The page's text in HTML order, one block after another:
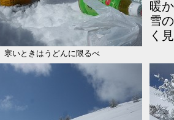
暖
雪
く
寒いときはうどんに限るべ